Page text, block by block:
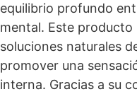
equilibrio profundo
mental. Este producto
soluciones naturales
promover una
interna. Gracias a su